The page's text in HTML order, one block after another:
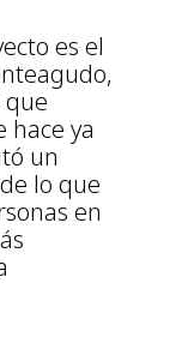
es el
hace ya
un
lo que
en